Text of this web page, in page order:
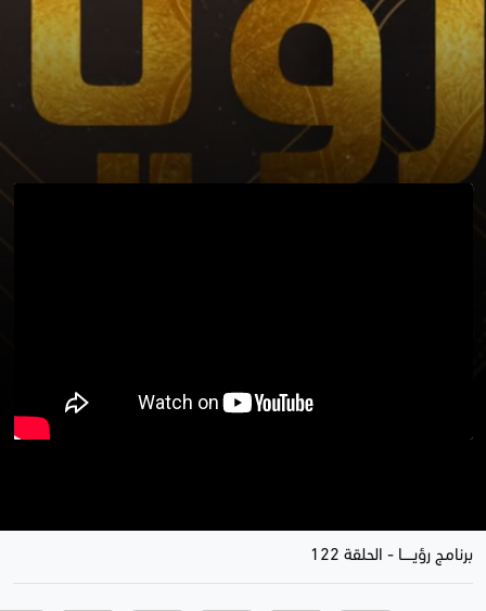
برنامج رؤيـــــا - الحلقة 122